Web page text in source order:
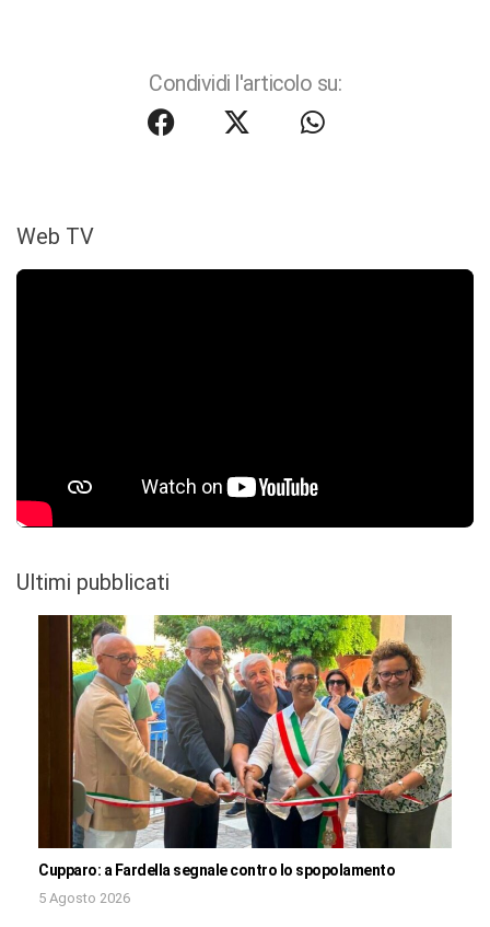
Condividi l'articolo su:
Web TV
Ultimi pubblicati
Cupparo: a Fardella segnale contro lo spopolamento
5 Agosto 2026